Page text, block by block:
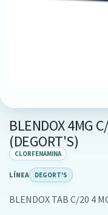
BLENDOX 4MG
(DEGORT'S)
CLORFENAMINA
LÍNEA DEGORT'S
BLENDOX TAB C/20 4